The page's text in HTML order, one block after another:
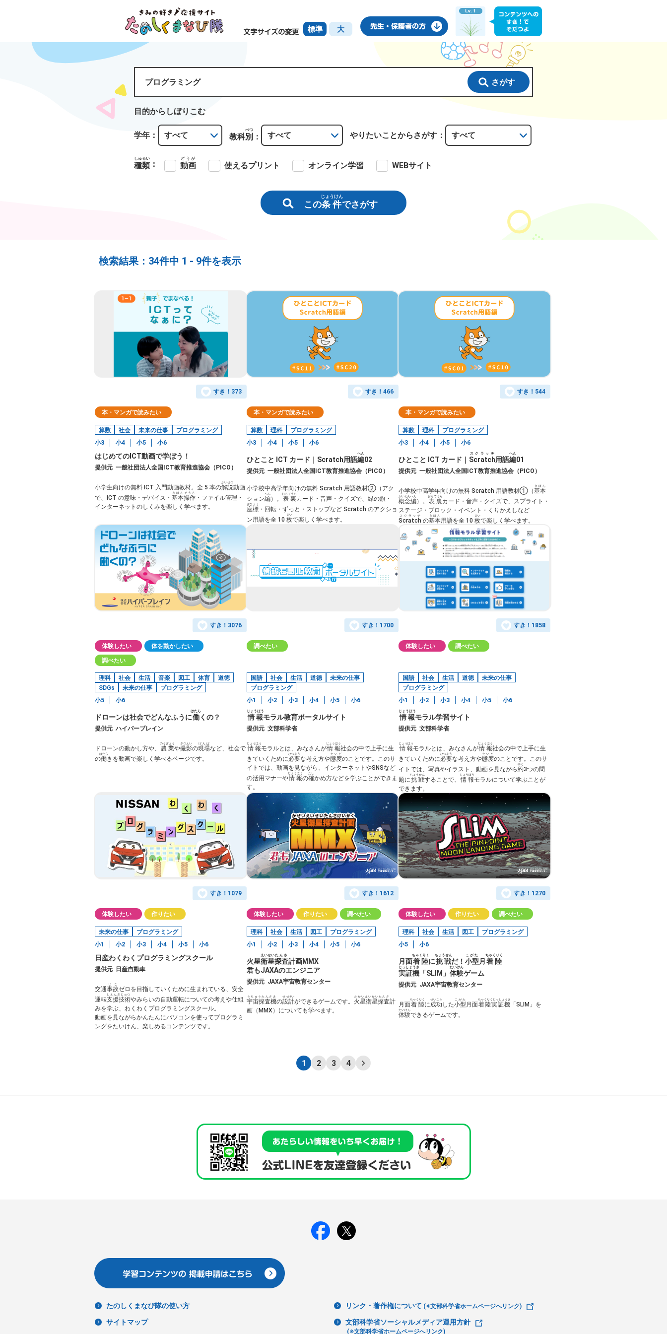
標準 大
さがす
目的からしぼりこむ
学年： 教科別
べつ
： やりたいことからさがす：
種類
しゅるい
： 動画
どうが
使えるプリント オンライン学習 WEBサイト
この条件
じょうけん
でさがす
検索結果： 34件中 1 - 9件を表示
すき！ 373
本・マンガで読みたい
算数 社会 未来の仕事
プログラミング
小3
小4 小5 小6
はじめてのICT動画で学ぼう！
提供元 一般社団法人全国ICT教育推進協会（PICO）
小学生向けの無料 ICT 入門動画教材。全 5 本の解説
かいせつ
動画
で、ICT の意味・デバイス・ 基本操作
きほんそうさ
・ファイル管理・
インターネットのしくみを楽しく学べます。
すき！ 466
本・マンガで読みたい
算数 理科
プログラミング
小3
小4 小5 小6
ひとこと ICT カード｜Scratch用語編
へん
02
提供元 一般社団法人全国ICT教育推進協会（PICO）
小学校中高学年向けの無料 Scratch 用語教材②（アク
ション編
へん
）。 表裏
おもてうら
カード・音声・クイズで、緑の旗・
座標
ざひょう
・回転・ずっと・ストップなど Scratch のアクショ
ン用語を全 10 枚
まい
で楽しく学べます。
すき！ 544
本・マンガで読みたい
算数 理科
プログラミング
小3
小4 小5 小6
ひとこと ICT カード｜ Scratch
スクラッチ
用語編
へん
01
提供元 一般社団法人全国ICT教育推進協会（PICO）
小学校中高学年向けの無料 Scratch 用語教材①（基本
きほん
概念
がいねん
編
へん
）。 表裏
おもてうら
カード・音声・クイズで、スプライト・
ステージ・ブロック・イベント・くりかえしなど
Scratch
スクラッチ
の基本
きほん
用語を全 10 枚
まい
で楽しく学べます。
すき！ 3076
体験したい 体を動かしたい
調べたい
理科 社会 生活 音楽 図工 体育
道徳
SDGs
未来の仕事
プログラミング
小5
小6
ドローンは社会でどんなふうに働
はたら
くの？
提供元 ハイパーブレイン
ドローンの動かし方や、 農業
のうぎょう
や撮影
さつえい
の現場
げんば
など、社会で
の働
はたら
きを動画で楽しく学べるページです。
すき！ 1700
調べたい
国語 社会 生活 道徳
未来の仕事
プログラミング
小1
小2 小3 小4 小5 小6
情報
じょうほう
モラル教育ポータルサイト
提供元 文部科学省
情報
じょうほう
モラルとは、みなさんが情報
じょうほう
社会の中で上手に生
きていくために必要
ひつよう
な考え方や態度
たいど
のことです。このサ
イトでは、動画を見ながら、インターネットやSNSなど
の活用マナーや情報
じょうほう
の確
たし
かめ方などを学ぶことができま
す。
すき！ 1858
体験したい 調べたい
国語 社会 生活 道徳
未来の仕事
プログラミング
小1
小2 小3 小4 小5 小6
情報
じょうほう
モラル学習サイト
提供元 文部科学省
情報
じょうほう
モラルとは、みなさんが情報
じょうほう
社会の中で上手に生
きていくために必要
ひつよう
な考え方や態度
たいど
のことです。このサ
イトでは、写真やイラスト、動画を見ながら約
やく
3つの問
題に挑戦
ちょうせん
することで、 情報
じょうほう
モラルについて学ぶことが
できます。
すき！ 1079
体験したい 作りたい
未来の仕事
プログラミング
小1
小2 小3 小4 小5 小6
日産わくわくプログラミングスクール
提供元 日産自動車
交通事故
じこ
ゼロを目指していくために生まれている、安全
運転支援技術
しえんぎじゅつ
やみらいの自動運転についての考えや仕組
みを学ぶ、わくわくプログラミングスクール。
動画を見ながらかんたんにパソコンを使ってプログラミ
ングをたいけん、楽しめるコンテンツです。
すき！ 1612
体験したい 作りたい 調べたい
理科 社会 生活 図工
プログラミング
小1
小2 小3 小4 小5 小6
火星衛星
えいせい
探査
たんさ
計画MMX
君もJAXAのエンジニア
提供元 JAXA宇宙教育センター
宇宙探査機
うちゅうたんさき
の設計
せっけい
ができるゲームです。 火星衛星探査
かせいえいせいたんさ
計
画（MMX）についても学べます。
すき！ 1270
体験したい 作りたい 調べたい
理科 社会 生活 図工
プログラミング
小5
小6
月面着陸
ちゃくりく
に挑戦
ちょうせん
だ！ 小型
こがた
月 着陸
ちゃくりく
実証機
じっしょうき
「SLIM」 体験
たいけん
ゲーム
提供元 JAXA宇宙教育センター
月面着陸
ちゃくりく
に成功
せいこう
した小型
こがた
月面着陸実証機
ちゃくりくじっしょうき
「SLIM」を
体験
たいけん
できるゲームです。
1 2 3 4
たのしくまなび隊の使い方
サイトマップ
リンク・著作権について (※文部科学省ホームページへリンク)
文部科学省ソーシャルメディア運用方針
(※文部科学省ホームページへリンク)